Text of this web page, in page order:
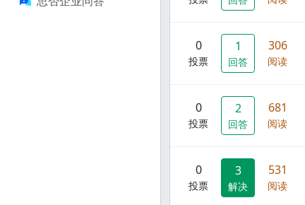
0
投票
1
回答
306
阅读
0
投票
2
回答
681
阅读
0
投票
3
解决
531
阅读